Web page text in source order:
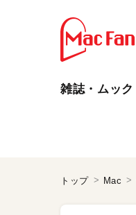
雑誌・ムック
トップ Mac